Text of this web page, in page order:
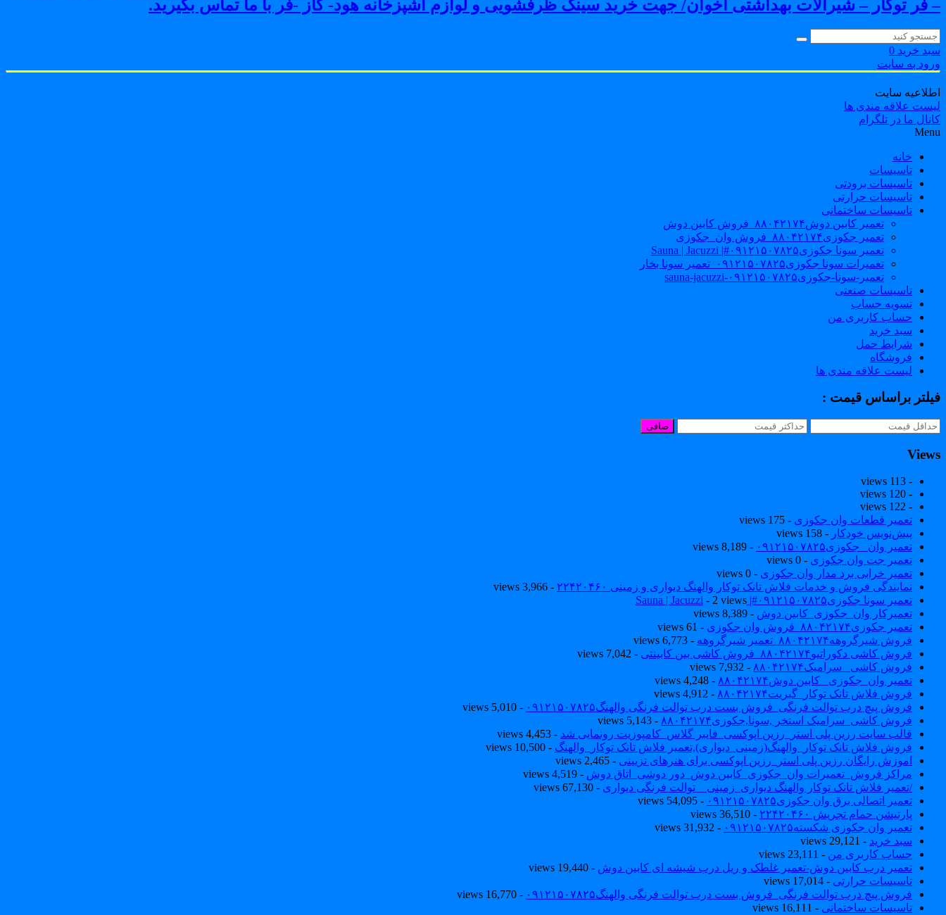
– فر توکار – شیرآلات بهداشتی اخوان/ جهت خرید سینک ظرفشویی و لوازم اشپزخانه هود- گاز -فر با ما تماس بگیرید.
سبد خرید 0
ورود به سایت
اطلاعیه سایت
لیست علاقه مندی ها
کانال ما در تلگرام
Menu
خانه
تاسیسات
تاسیسات برودتی
تاسیسات حرارتی
تاسیسات ساختمانی
تعمیر کابین دوش۸۸۰۴۲۱۷۴_فروش کابین دوش
تعمیر جکوزی۸۸۰۴۲۱۷۴_فروش وان_جکوزی
تعمیر سونا جکوزی۰۹۱۲۱۵۰۷۸۲۵#| Sauna | Jacuzzi
تعمیرات سونا جکوزی۰۹۱۲۱۵۰۷۸۲۵_تعمیر سونا بخار
تعمیر-سونا-جکوزی۰۹۱۲۱۵۰۷۸۲۵-sauna-jacuzzi
تاسیسات صنعتی
تسویه حساب
حساب کاربری من
سبد خرید
شرایط حمل
فروشگاه
لیست علاقه مندی ها
فیلتر براساس قیمت :
صافی
Views
- 113 views
- 120 views
- 122 views
تعمیر قطعات وان جکوزی - 175 views
پیش‌نویس خودکار - 158 views
تعمیر وان _جکوزی۰۹۱۲۱۵۰۷۸۲۵
- 8,189 views
تعمیر جت وان جکوزی - 0 views
تعمیر خرابی برد مدار وان جکوزی - 0 views
نمایندگی فروش و خدمات فلاش تانک توکار والهنگ دیواری و زمینی ۲۲۴۲۰۴۶۰
- 3,966 views
تعمیر سونا جکوزی۰۹۱۲۱۵۰۷۸۲۵#| Sauna | Jacuzzi
- 2 views
تعمیرکار وان_جکوزی_کابین دوش - 8,389 views
تعمیر جکوزی۸۸۰۴۲۱۷۴_فروش وان جکوزی
- 61 views
فروش شیرگروهه۸۸۰۴۲۱۷۴_تعمیر شیرگروهه
- 6,773 views
فروش کاشی دکوراتیو۸۸۰۴۲۱۷۴_فروش کاشی بین کابینتی
- 7,042 views
فروش کاشی _سرامیک۸۸۰۴۲۱۷۴
- 7,932 views
تعمیر وان_جکوزی_ کابین دوش۸۸۰۴۲۱۷۴
- 4,248 views
فروش فلاش تانک توکار_گبریت۸۸۰۴۲۱۷۴
- 4,912 views
فروش پیچ درب توالت فرنگی_فروش بست درب توالت فرنگی والهنگ۰۹۱۲۱۵۰۷۸۲۵
- 5,010 views
فروش کاشی_سرامیک استخر ,سونا,جکوزی۸۸۰۴۲۱۷۴
- 5,143 views
قالب سایت رزین پلی استر_رزین اپوکسی_فایبر گلاس_کامپوزیت رونمایی شد - 4,453 views
فروش فلاش تانک توکار_والهنگ(زمینی_دیواری),تعمیر فلاش تانک توکار_والهنگ - 10,500 views
اموزش رایگان رزین پلی استر_رزین اپوکسی برای هنرهای تزیینی - 2,465 views
مراکز فروش_تعمیرات وان_جکوزی_کابین دوش_دور دوشی_اتاق دوش - 4,519 views
/تعمیر فلاش تانک توکار والهنگ دیواری_زمینی _ توالت فرنگی دیواری - 67,130 views
تعمیر اتصالی برق وان جکوزی۰۹۱۲۱۵۰۷۸۲۵
- 54,095 views
پارتیشن حمام تجریش ۲۲۴۲۰۴۶۰
- 36,510 views
تعمیر وان جکوزی شکسته۰۹۱۲۱۵۰۷۸۲۵
- 31,932 views
سبد خرید - 29,121 views
حساب کاربری من - 23,111 views
تعمیر درب کابین دوش-تعمیر غلطک و ریل درب شیشه ای کابین دوش - 19,440 views
تاسیسات حرارتی - 17,014 views
فروش پیچ درب توالت فرنگی_فروش بست درب توالت فرنگی والهنگ۰۹۱۲۱۵۰۷۸۲۵
- 16,770 views
تاسیسات ساختمانی - 16,111 views